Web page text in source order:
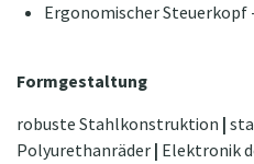
Ergonomischer Steuerkopf
Formgestaltung
robuste Stahlkonstruktion |
Polyurethanräder| Elektronik